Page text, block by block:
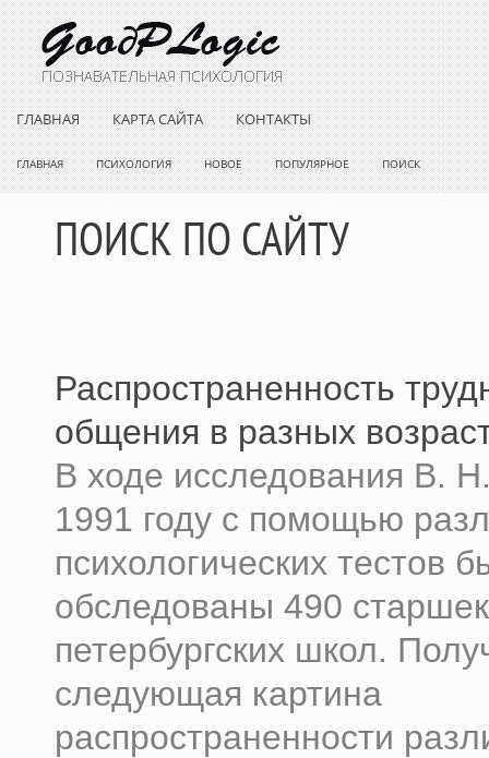
ГЛАВНАЯ КАРТА САЙТА КОНТАКТЫ
ГЛАВНАЯ ПСИХОЛОГИЯ НОВОЕ ПОПУЛЯРНОЕ ПОИСК
ПОИСК ПО САЙТУ
Распространенность
общения в разных
В ходе исследования В.
1991 году с помощью
психологических тестов
обследованы 490
петербургских школ.
следующая картина
распространенности